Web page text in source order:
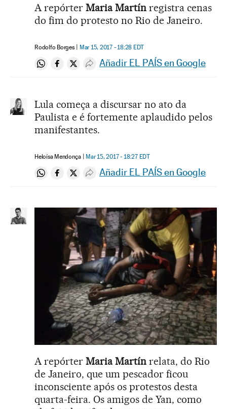
A repórter Maria Martín registra cenas
do fim do protesto no Rio de Janeiro.
Rodolfo Borges Mar 15, 2017 - 18:28 EDT
Compartir en Whatsapp
Compartir en Facebook
Compartir en Twitter
Desplegar Redes Sociales
Añadir EL PAÍS en Google
Lula começa a discursar no ato da
Paulista e é fortemente aplaudido pelos
manifestantes.
Heloísa Mendonça Mar 15, 2017 - 18:27 EDT
Compartir en Whatsapp
Compartir en Facebook
Compartir en Twitter
Desplegar Redes Sociales
Añadir EL PAÍS en Google
A repórter Maria Martín relata, do Rio
de Janeiro, que um pescador ficou
inconsciente após os protestos desta
quarta-feira. Os amigos de Yan, como